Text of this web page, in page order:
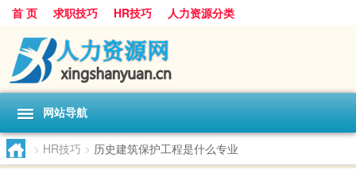
首 页 求职技巧 HR技巧 人力资源分类
网站导航
> HR技巧 > 历史建筑保护工程是什么专业